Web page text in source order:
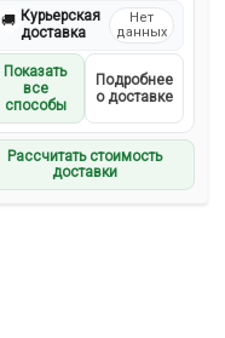
🚚 Курьерская
доставка
Нет
данных
Показать
все
способы
Подробнее
о доставке
Рассчитать стоимость
доставки